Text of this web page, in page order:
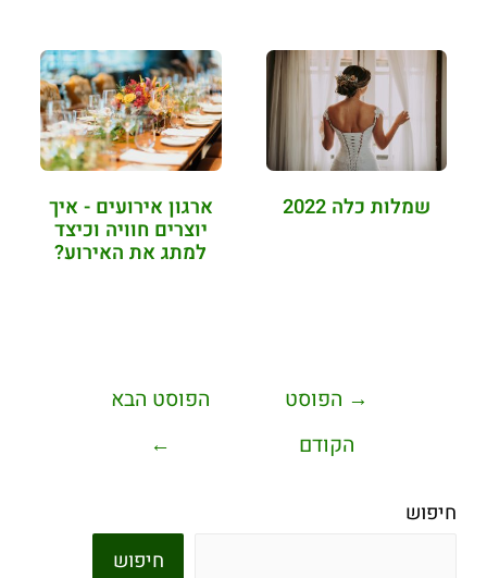
שמלות כלה 2022 ארגון אירועים - איך
יוצרים חוויה וכיצד
למתג את האירוע?
→ הפוסט
הקודם
הפוסט הבא
←
חיפוש
חיפוש